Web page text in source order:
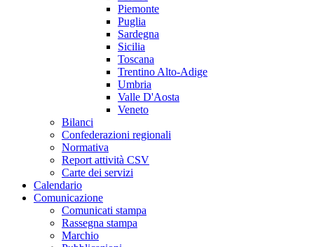
Piemonte
Puglia
Sardegna
Sicilia
Toscana
Trentino Alto-Adige
Umbria
Valle D'Aosta
Veneto
Bilanci
Confederazioni regionali
Normativa
Report attività CSV
Carte dei servizi
Calendario
Comunicazione
Comunicati stampa
Rassegna stampa
Marchio